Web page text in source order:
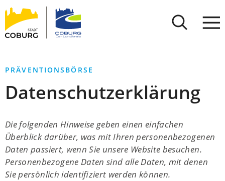
INHALT ANSPRINGEN
Stadt
Coburg
PRÄVENTIONSBÖRSE
Datenschutzerklärung
Die folgenden Hinweise geben einen einfachen
Überblick darüber, was mit Ihren personenbezogenen
Daten passiert, wenn Sie unsere Website besuchen.
Personenbezogene Daten sind alle Daten, mit denen
Sie persönlich identifiziert werden können.